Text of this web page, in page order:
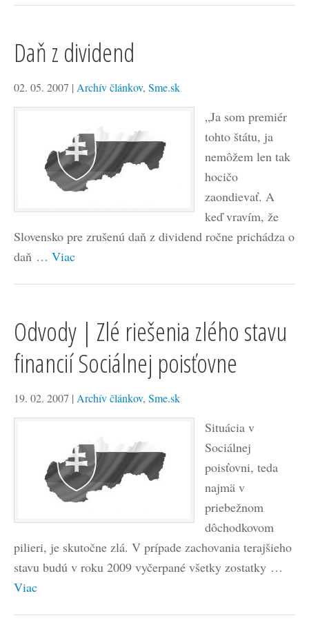
Daň z dividend
02. 05. 2007 | Archív článkov, Sme.sk
„Ja som premiér
tohto štátu, ja
nemôžem len tak
hocičo
zaondievať. A
keď vravím, že
Slovensko pre zrušenú daň z dividend ročne prichádza o
daň … Viac
Odvody | Zlé riešenia zlého stavu
financií Sociálnej poisťovne
19. 02. 2007 | Archív článkov, Sme.sk
Situácia v
Sociálnej
poisťovni, teda
najmä v
priebežnom
dôchodkovom
pilieri, je skutočne zlá. V prípade zachovania terajšieho
stavu budú v roku 2009 vyčerpané všetky zostatky …
Viac